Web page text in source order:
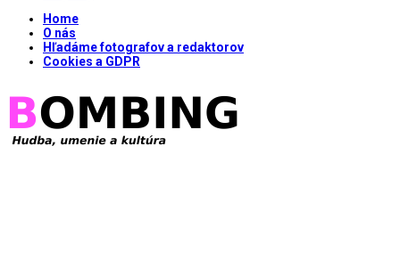
Home
O nás
Hľadáme fotografov a redaktorov
Cookies a GDPR